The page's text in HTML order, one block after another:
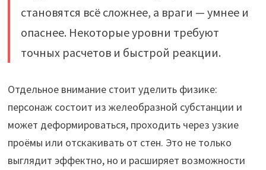
становятся всё сложнее, а враги — умнее и
опаснее. Некоторые уровни требуют
точных расчетов и быстрой реакции.
Отдельное внимание стоит уделить физике:
персонаж состоит из желеобразной субстанции и
может деформироваться, проходить через узкие
проёмы или отскакивать от стен. Это не только
выглядит эффектно, но и расширяет возможности